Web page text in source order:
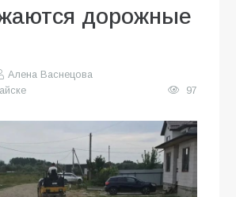
дорожные
Алена Васнецова
97